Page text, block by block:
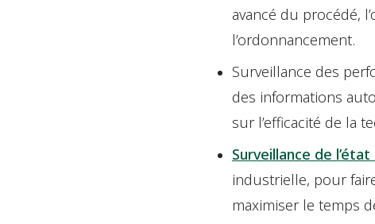
avancé du procédé,
l’ordonnancement.
Surveillance des
des informations
sur l’efficacité de la
Surveillance de
industrielle, pour
maximiser le temps